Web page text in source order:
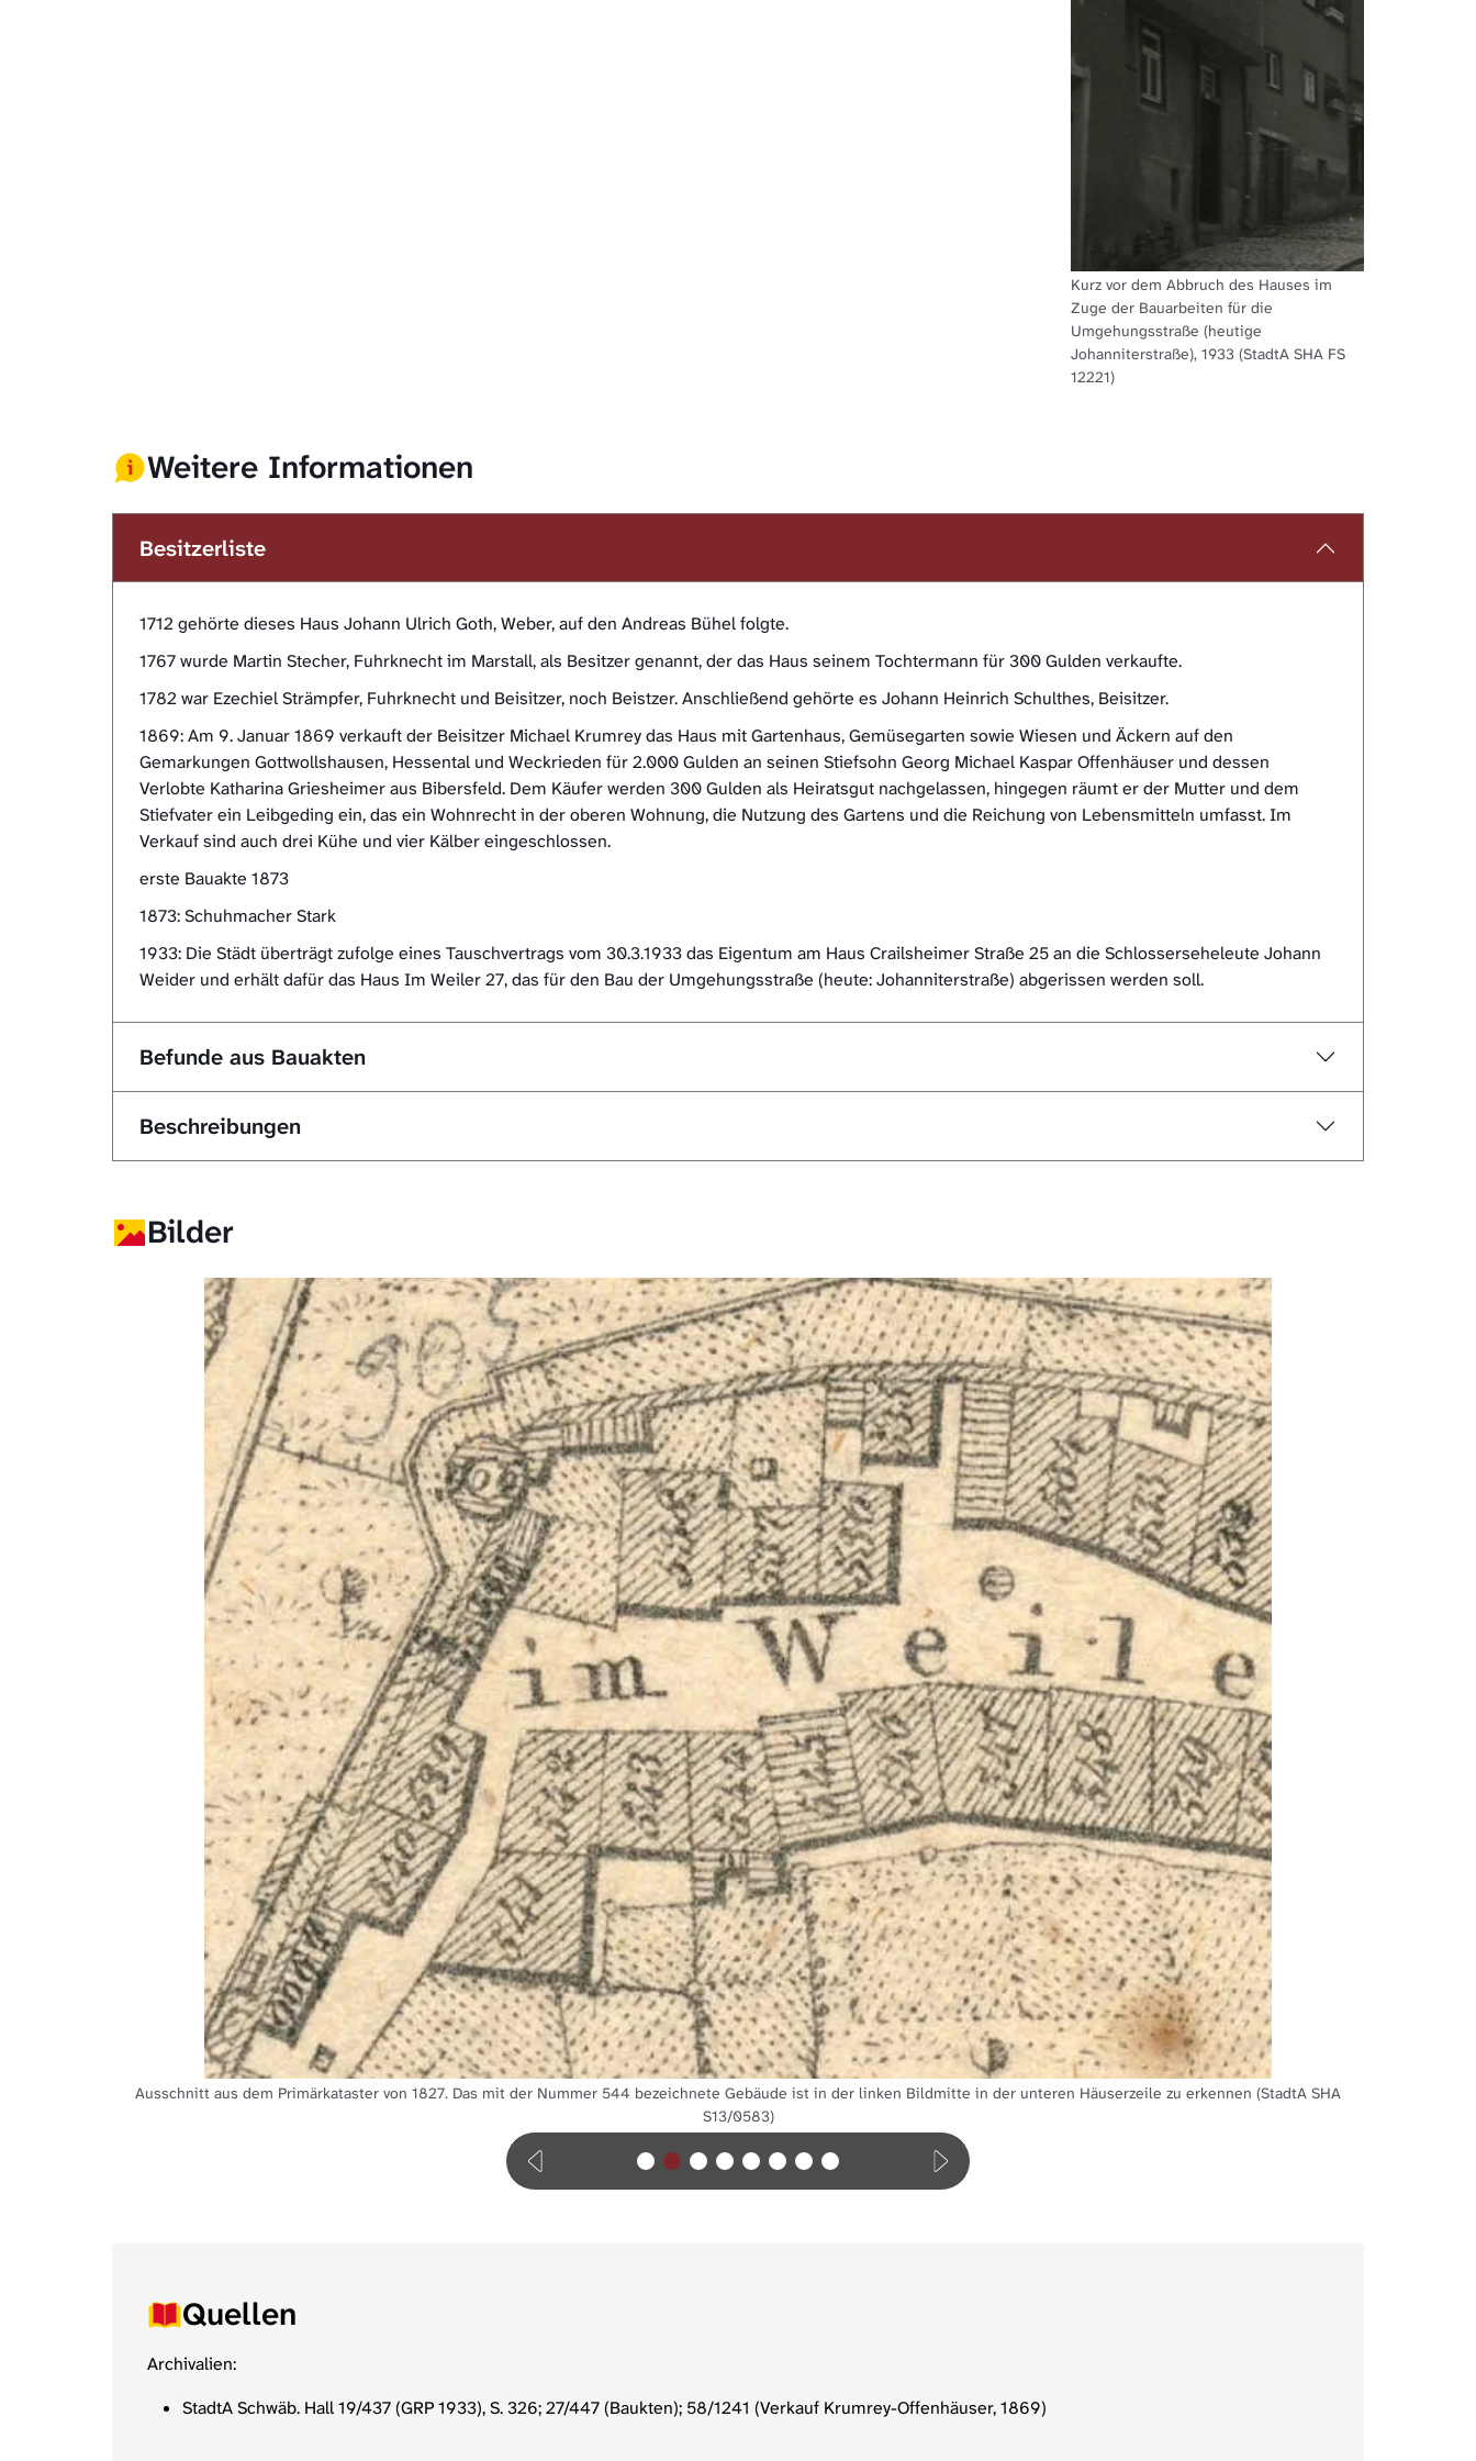
Kurz vor dem Abbruch des Hauses im
Zuge der Bauarbeiten für die
Umgehungsstraße (heutige
Johanniterstraße), 1933 (StadtA SHA FS
12221)
Weitere Informationen
Besitzerliste
1712 gehörte dieses Haus Johann Ulrich Goth, Weber, auf den Andreas Bühel folgte.
1767 wurde Martin Stecher, Fuhrknecht im Marstall, als Besitzer genannt, der das Haus seinem Tochtermann für 300 Gulden verkaufte.
1782 war Ezechiel Strämpfer, Fuhrknecht und Beisitzer, noch Beistzer. Anschließend gehörte es Johann Heinrich Schulthes, Beisitzer.
1869: Am 9. Januar 1869 verkauft der Beisitzer Michael Krumrey das Haus mit Gartenhaus, Gemüsegarten sowie Wiesen und Äckern auf den
Gemarkungen Gottwollshausen, Hessental und Weckrieden für 2.000 Gulden an seinen Stiefsohn Georg Michael Kaspar Offenhäuser und dessen
Verlobte Katharina Griesheimer aus Bibersfeld. Dem Käufer werden 300 Gulden als Heiratsgut nachgelassen, hingegen räumt er der Mutter und dem
Stiefvater ein Leibgeding ein, das ein Wohnrecht in der oberen Wohnung, die Nutzung des Gartens und die Reichung von Lebensmitteln umfasst. Im
Verkauf sind auch drei Kühe und vier Kälber eingeschlossen.
erste Bauakte 1873
1873: Schuhmacher Stark
1933: Die Städt überträgt zufolge eines Tauschvertrags vom 30.3.1933 das Eigentum am Haus Crailsheimer Straße 25 an die Schlosserseheleute Johann
Weider und erhält dafür das Haus Im Weiler 27, das für den Bau der Umgehungsstraße (heute: Johanniterstraße) abgerissen werden soll.
Befunde aus Bauakten
Beschreibungen
Bilder
Ausschnitt aus dem Primärkataster von 1827. Das mit der Nummer 544 bezeichnete Gebäude ist in der linken Bildmitte in der unteren Häuserzeile zu erkennen (StadtA SHA
S13/0583)
Quellen
Archivalien:
StadtA Schwäb. Hall 19/437 (GRP 1933), S. 326; 27/447 (Baukten); 58/1241 (Verkauf Krumrey-Offenhäuser, 1869)